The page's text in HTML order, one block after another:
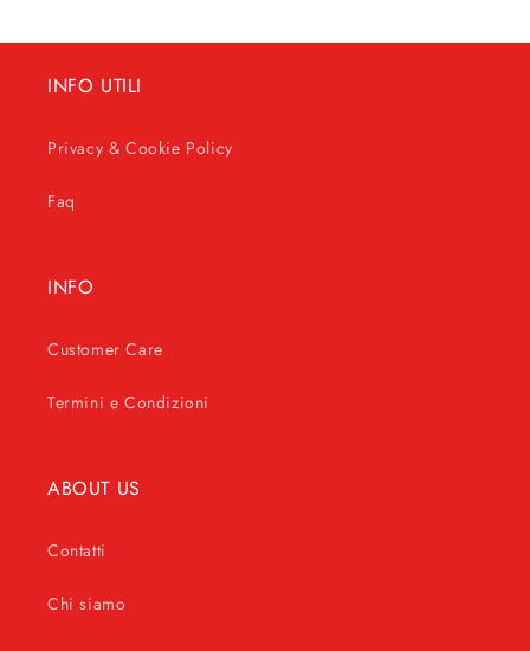
INFO UTILI
Privacy & Cookie Policy
Faq
INFO
Customer Care
Termini e Condizioni
ABOUT US
Contatti
Chi siamo